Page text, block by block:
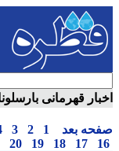
قهرمانی بارسلونا
بعد 1
2
3
4
5
17
18
19
20